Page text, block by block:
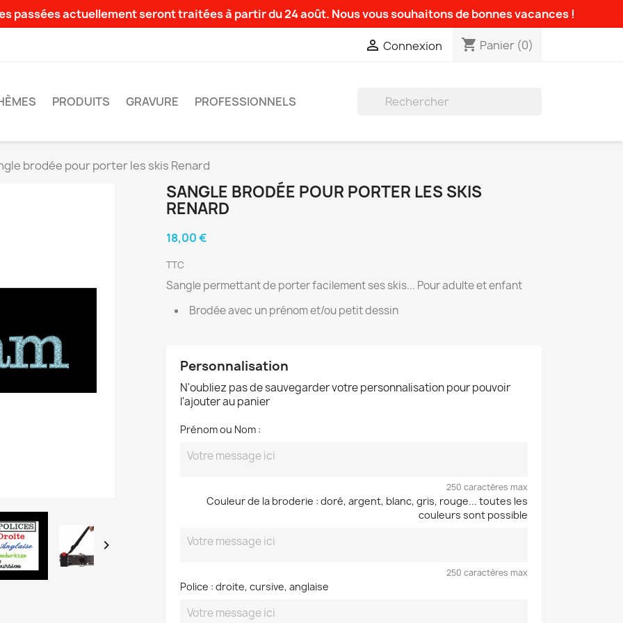
passées actuellement seront traitées à partir du 24 août. Nous vous souhaitons de bonnes vacances !
 Connexion shopping_cart Panier (0)
PRODUITS GRAVURE PROFESSIONNELS
brodée pour porter les skis Renard

SANGLE BRODÉE POUR PORTER LES SKIS
RENARD
18,00 €
TTC
Sangle permettant de porter facilement ses skis... Pour adulte et enfant
Brodée avec un prénom et/ou petit dessin
Personnalisation
N'oubliez pas de sauvegarder votre personnalisation pour pouvoir
l'ajouter au panier
Prénom ou Nom :
250 caractères max
Couleur de la broderie : doré, argent, blanc, gris, rouge... toutes les
couleurs sont possible
250 caractères max
Police : droite, cursive, anglaise